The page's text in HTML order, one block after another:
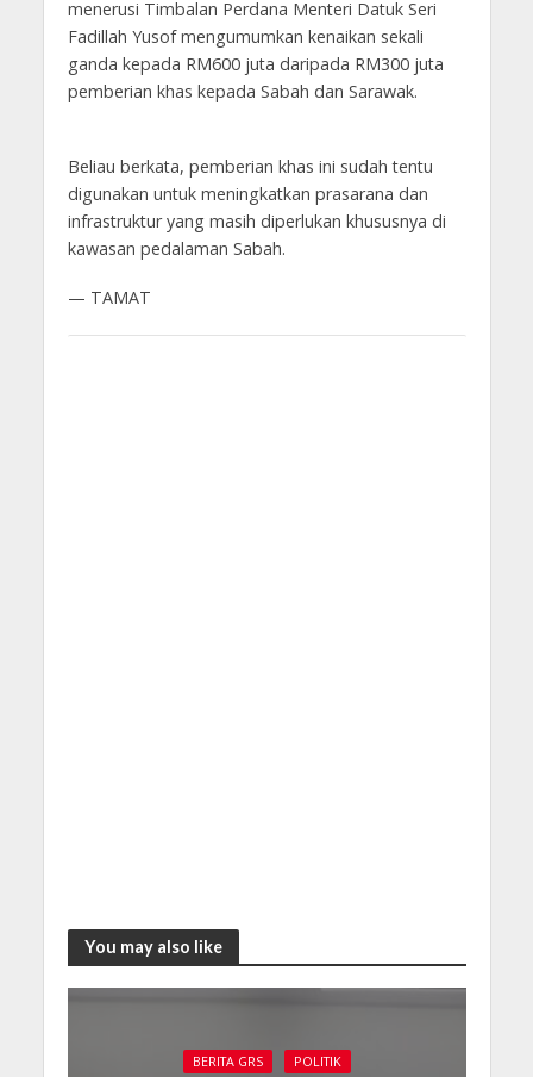
menerusi Timbalan Perdana Menteri Datuk Seri
Fadillah Yusof mengumumkan kenaikan sekali
ganda kepada RM600 juta daripada RM300 juta
pemberian khas kepada Sabah dan Sarawak.
Beliau berkata, pemberian khas ini sudah tentu
digunakan untuk meningkatkan prasarana dan
infrastruktur yang masih diperlukan khususnya di
kawasan pedalaman Sabah.
— TAMAT
You may also like
BERITA GRS POLITIK